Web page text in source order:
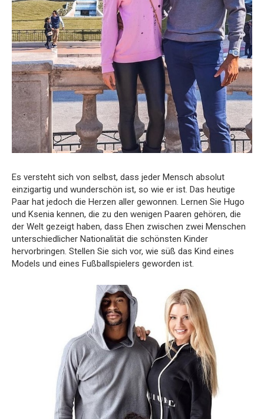
Es versteht sich von selbst, dass jeder Mensch absolut
einzigartig und wunderschön ist, so wie er ist. Das heutige
Paar hat jedoch die Herzen aller gewonnen. Lernen Sie Hugo
und Ksenia kennen, die zu den wenigen Paaren gehören, die
der Welt gezeigt haben, dass Ehen zwischen zwei Menschen
unterschiedlicher Nationalität die schönsten Kinder
hervorbringen. Stellen Sie sich vor, wie süß das Kind eines
Models und eines Fußballspielers geworden ist.